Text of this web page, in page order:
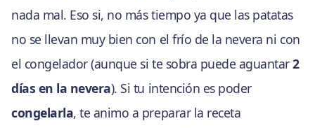
nada mal. Eso si, no más tiempo ya que las patatas
no se llevan muy bien con el frío de la nevera ni con
el congelador (aunque si te sobra puede aguantar2
días en la nevera). Si tu intención es poder
congelarla, te animo a preparar la receta